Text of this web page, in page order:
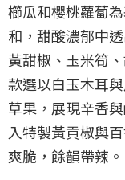
櫛瓜和櫻桃蘿蔔
和，甜酸濃郁中
黃甜椒、玉米筍
款選以白玉木耳
草果，展現辛香
入特製黃貢椒與
爽脆，餘韻帶辣。